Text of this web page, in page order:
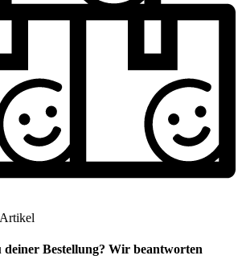
deiner Bestellung? Wir beantworten